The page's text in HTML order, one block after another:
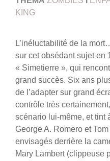
KING
L’inéluctabilité de la
sur cet obsédant sujet en
« Simetierre », qui
grand succès. Six ans
de l’adapter sur grand
contrôle très
scénario lui-même, et tint
George A. Romero et
envisagés derrière la
Mary Lambert (clippeuse